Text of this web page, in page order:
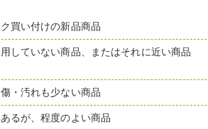
買い付けの新品商品
していない商品、またはそれに近い商品
・汚れも少ない商品
るが、程度のよい商品